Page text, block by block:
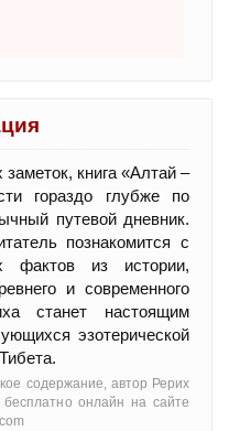
книга «Алтай –
гораздо глубже по
путевой дневник.
познакомится с
фактов из истории,
и современного
станет настоящим
эзотерической
содержание, автор Рерих
бесплатно онлайн на сайте